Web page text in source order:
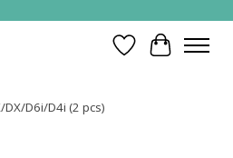
Verlanglijst
D6i/D4i (2 pcs)